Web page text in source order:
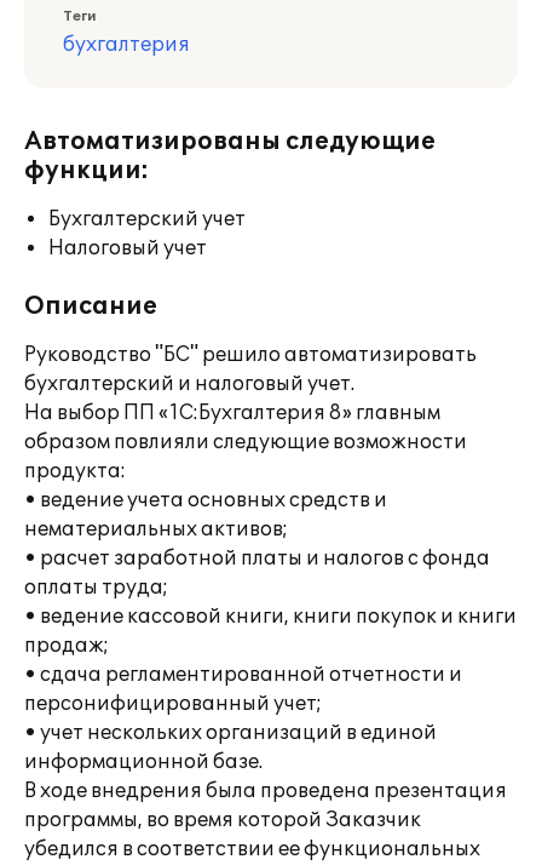
Теги
бухгалтерия
Автоматизированы следующие
функции:
Бухгалтерский учет
Налоговый учет
Описание
Руководство "БС" решило автоматизировать
бухгалтерский и налоговый учет.
На выбор ПП «1С:Бухгалтерия 8» главным
образом повлияли следующие возможности
продукта:
• ведение учета основных средств и
нематериальных активов;
• расчет заработной платы и налогов с фонда
оплаты труда;
• ведение кассовой книги, книги покупок и книги
продаж;
• сдача регламентированной отчетности и
персонифицированный учет;
• учет нескольких организаций в единой
информационной базе.
В ходе внедрения была проведена презентация
программы, во время которой Заказчик
убедился в соответствии ее функциональных